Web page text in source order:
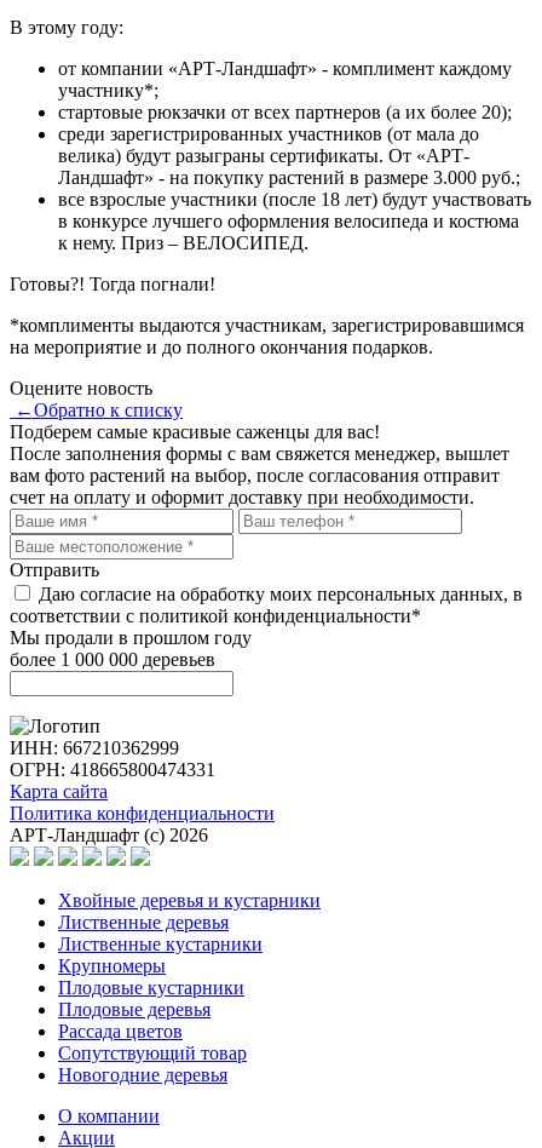
В этому году:
от компании «АРТ-Ландшафт» - комплимент каждому
участнику*;
стартовые рюкзачки от всех партнеров (а их более 20);
среди зарегистрированных участников (от мала до
велика) будут разыграны сертификаты. От «АРТ-
Ландшафт» - на покупку растений в размере 3.000 руб.;
все взрослые участники (после 18 лет) будут участвовать
в конкурсе лучшего оформления велосипеда и костюма
к нему. Приз – ВЕЛОСИПЕД.
Готовы?! Тогда погнали!
*комплименты выдаются участникам, зарегистрировавшимся
на мероприятие и до полного окончания подарков.
Оцените новость
←Обратно к списку
Подберем самые красивые саженцы для вас!
После заполнения формы с вам свяжется менеджер, вышлет
вам фото растений на выбор, после согласования отправит
счет на оплату и оформит доставку при необходимости.
Отправить
Даю согласие на обработку моих персональных данных, в
соответствии с политикой конфиденциальности*
Мы продали в прошлом году
более 1 000 000 деревьев
ИНН: 667210362999
ОГРН: 418665800474331
Карта сайта
Политика конфиденциальности
АРТ-Ландшафт (с) 2026
Хвойные деревья и кустарники
Лиственные деревья
Лиственные кустарники
Крупномеры
Плодовые кустарники
Плодовые деревья
Рассада цветов
Сопутствующий товар
Новогодние деревья
О компании
Акции